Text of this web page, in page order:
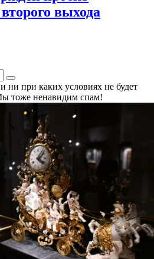
выхода
ни при каких условиях не будет
тоже ненавидим спам!